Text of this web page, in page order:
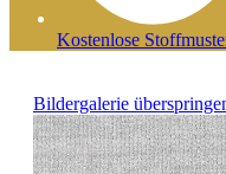
Kostenlose
Bildergalerie